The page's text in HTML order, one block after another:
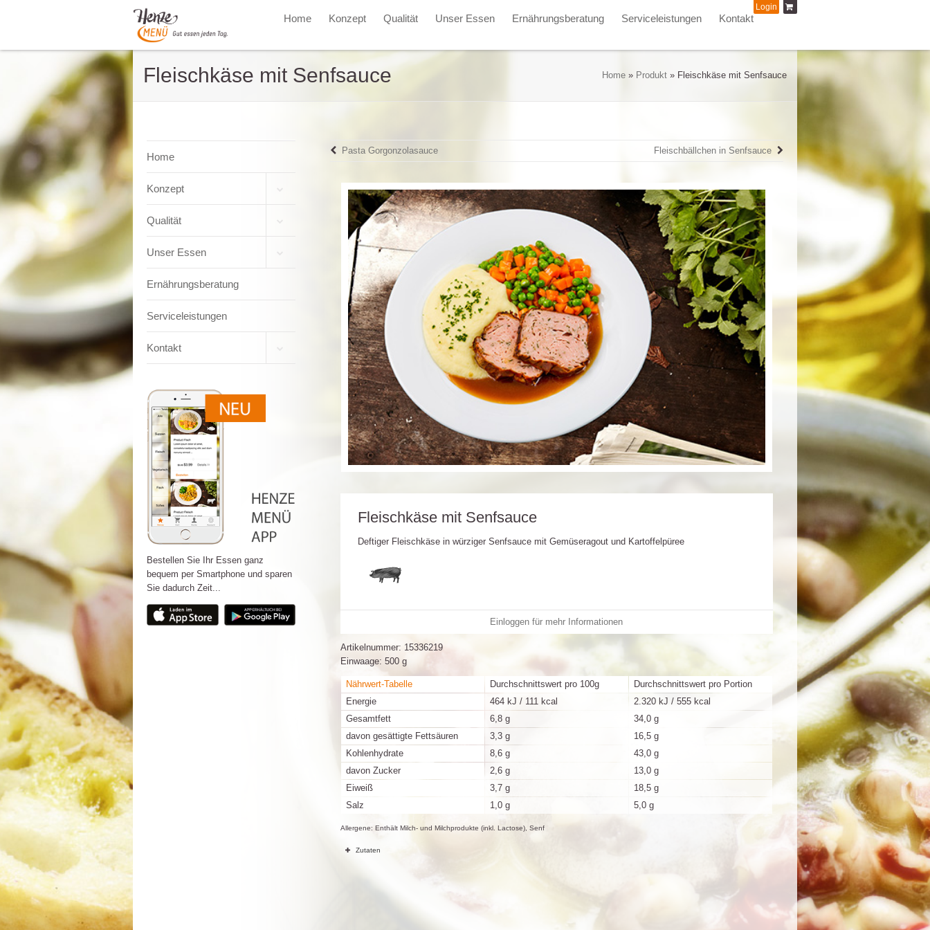
Login
Home Konzept Qualität Unser Essen Ernährungsberatung Serviceleistungen Kontakt
Fleischkäse mit Senfsauce Home » Produkt » Fleischkäse mit Senfsauce
Pasta Gorgonzolasauce Fleischbällchen in Senfsauce
Fleischkäse mit Senfsauce
Deftiger Fleischkäse in würziger Senfsauce mit Gemüseragout und Kartoffelpüree
Einloggen für mehr Informationen
Artikelnummer: 15336219
Einwaage: 500 g
Nährwert-Tabelle Durchschnittswert pro 100g
Durchschnittswert pro Portion
Energie
464 kJ / 111 kcal
2.320 kJ / 555 kcal
Gesamtfett
6,8 g
34,0 g
davon gesättigte Fettsäuren
3,3 g
16,5 g
Kohlenhydrate
8,6 g
43,0 g
davon Zucker
2,6 g
13,0 g
Eiweiß
3,7 g
18,5 g
Salz
1,0 g 5,0 g
Allergene: Enthält Milch- und Milchprodukte (inkl. Lactose), Senf
Zutaten
Home
Konzept
Qualität
Unser Essen
Ernährungsberatung
Serviceleistungen
Kontakt
Bestellen Sie Ihr Essen ganz
bequem per Smartphone und sparen
Sie dadurch Zeit...